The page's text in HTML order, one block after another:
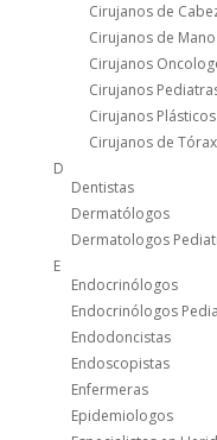
Cirujanos de
Cirujanos de Mano
Cirujanos
Cirujanos
Cirujanos Plásticos
Cirujanos de Tórax
D
Dentistas
Dermatólogos
Dermatologos
E
Endocrinólogos
Endocrinólogos
Endodoncistas
Endoscopistas
Enfermeras
Epidemiologos